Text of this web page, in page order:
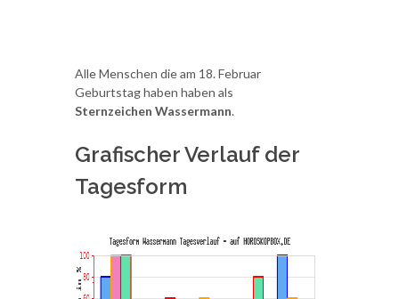
Alle Menschen die am 18. Februar
Geburtstag haben haben als
Sternzeichen Wassermann.
Grafischer Verlauf der
Tagesform